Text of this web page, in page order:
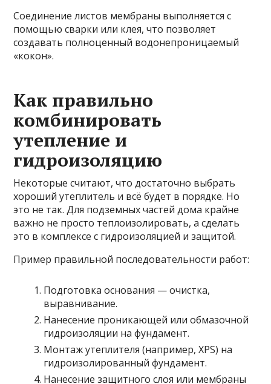
Соединение листов мембраны выполняется с
помощью сварки или клея, что позволяет
создавать полноценный водонепроницаемый
«кокон».
Как правильно
комбинировать
утепление и
гидроизоляцию
Некоторые считают, что достаточно выбрать
хороший утеплитель и всё будет в порядке. Но
это не так. Для подземных частей дома крайне
важно не просто теплоизолировать, а сделать
это в комплексе с гидроизоляцией и защитой.
Пример правильной последовательности работ:
Подготовка основания — очистка,
выравнивание.
Нанесение проникающей или обмазочной
гидроизоляции на фундамент.
Монтаж утеплителя (например, XPS) на
гидроизолированный фундамент.
Нанесение защитного слоя или мембраны